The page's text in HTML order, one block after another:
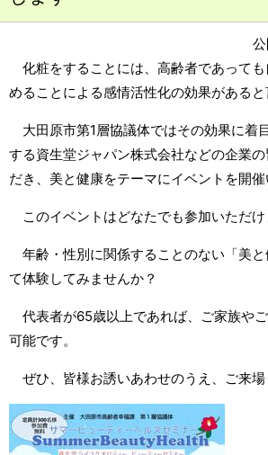
化粧をすることには、高齢者であって
めることによる感情活性化の効果があると
大田原市第1層協議体ではその効果に着
する資生堂ジャパン株式会社などの企業
だき、美と健康をテーマにイベントを開催
このイベントはどなたでも参加いただけ
年齢・性別に関係することのない「美
て体験してみませんか？
代表者が65歳以上であれば、ご家族や
可能です。
ぜひ、皆様お誘いあわせのうえ、ご来場